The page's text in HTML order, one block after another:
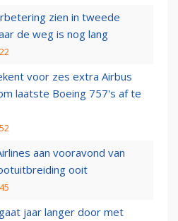
zien in tweede
de weg is nog lang
voor zes extra Airbus
laatste Boeing 757's af te
aan vooravond van
ooit
jaar langer door met